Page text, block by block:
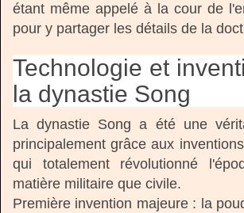
étant même appelé à la cour de
pour y partager les détails de la
Technologie et
la dynastie Song
La dynastie Song a été une
principalement grâce aux
qui totalement révolutionné
matière militaire que civile.
Première invention majeure : la